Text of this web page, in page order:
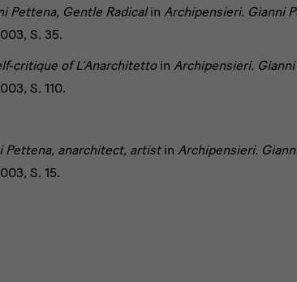
Pettena, Gentle Radicalin Archipensieri. Gianni
S. 35.
critique of L’Anarchitettoin Archipensieri.
S. 110.
Pettena, anarchitect, artist in Archipensieri.
S. 15.